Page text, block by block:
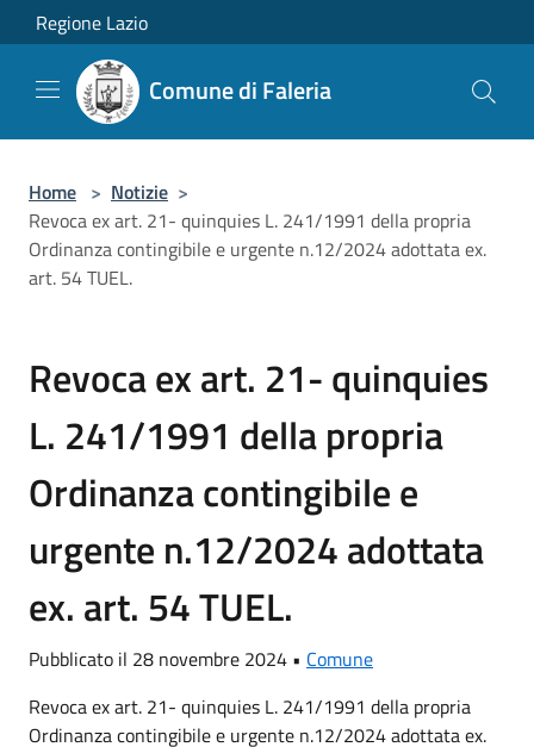
Salta al contenuto principale
Regione Lazio
Comune di Faleria
Home > Notizie >
Revoca ex art. 21- quinquies L. 241/1991 della propria
Ordinanza contingibile e urgente n.12/2024 adottata ex.
art. 54 TUEL.
Revoca ex art. 21- quinquies
L. 241/1991 della propria
Ordinanza contingibile e
urgente n.12/2024 adottata
ex. art. 54 TUEL.
Pubblicato il 28 novembre 2024 • Comune
Revoca ex art. 21- quinquies L. 241/1991 della propria
Ordinanza contingibile e urgente n.12/2024 adottata ex.